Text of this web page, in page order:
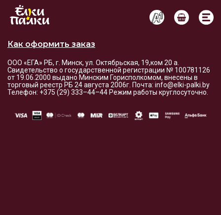
Условия оплаты и доставки
Как оформить заказ
ООО «ЕГА» РБ, г. Минск, ул. Октябрьская, 19,ком 20 а.
Свидетельство о государственной регистрации № 100781126
от 19.06.2000 выдано Минским Горисполкомом, внесены в
торговый реестр РБ 24 августа 2006г. Почта: info@elki-palki.by
Телефон: +375 (29) 333–44–44 Режим работы круглосуточно.